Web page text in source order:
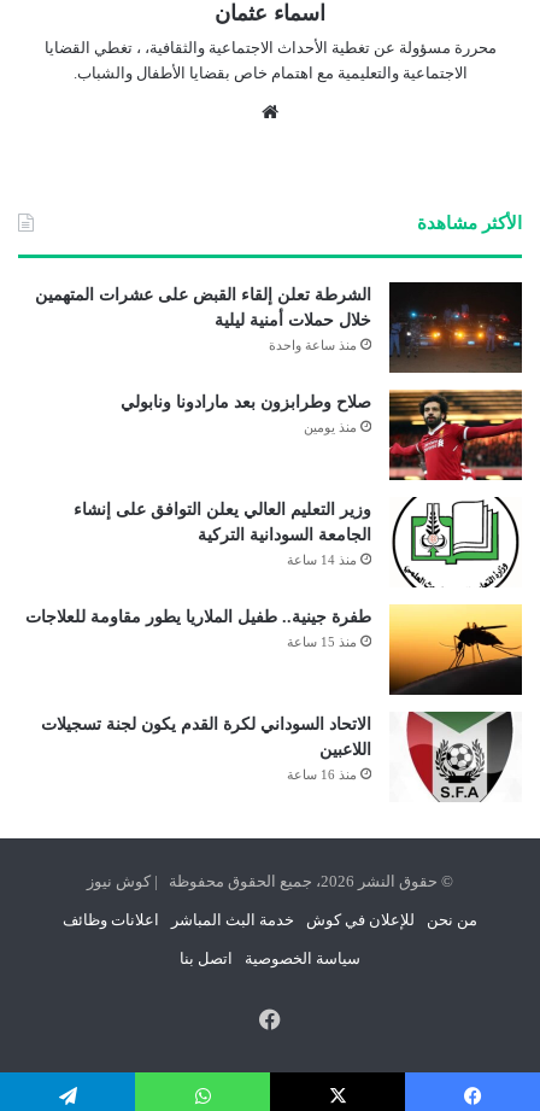
اسماء عثمان
محررة مسؤولة عن تغطية الأحداث الاجتماعية والثقافية، ، تغطي القضايا
الاجتماعية والتعليمية مع اهتمام خاص بقضايا الأطفال والشباب.
الأكثر مشاهدة
الشرطة تعلن إلقاء القبض على عشرات المتهمين
خلال حملات أمنية ليلية
منذ ساعة واحدة
صلاح وطرابزون بعد مارادونا ونابولي
منذ يومين
وزير التعليم العالي يعلن التوافق على إنشاء
الجامعة السودانية التركية
منذ 14 ساعة
طفرة جينية.. طفيل الملاريا يطور مقاومة للعلاجات
منذ 15 ساعة
الاتحاد السوداني لكرة القدم يكون لجنة تسجيلات
اللاعبين
منذ 16 ساعة
© حقوق النشر 2026، جميع الحقوق محفوظة | كوش نيوز
من نحن للإعلان في كوش خدمة البث المباشر اعلانات وظائف
سياسة الخصوصية اتصل بنا